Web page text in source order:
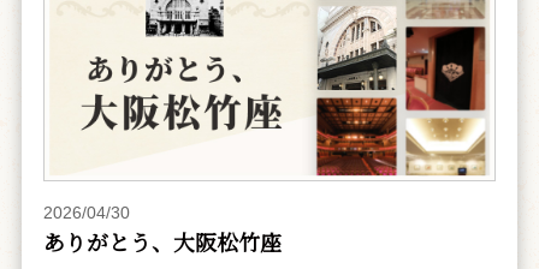
2026/04/30
ありがとう、大阪松竹座